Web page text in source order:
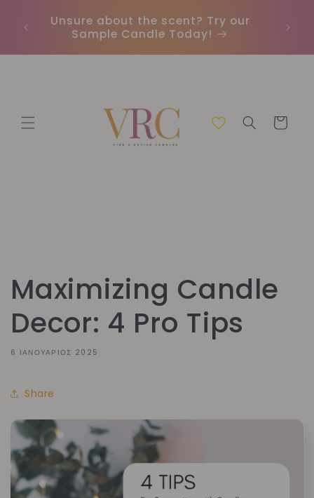
στο
περιεχόμενο
Unsure about the scent? Try our
Sample Candle Today!
Καλάθι
Maximizing Candle
Decor: 4 Pro Tips
6 ΙΑΝΟΥΆΡΙΟΣ 2025
Share